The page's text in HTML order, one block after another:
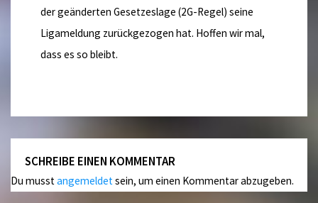
der geänderten Gesetzeslage (2G-Regel) seine
Ligameldung zurückgezogen hat. Hoffen wir mal,
dass es so bleibt.
SCHREIBE EINEN KOMMENTAR
Du musstangemeldet sein, um einen Kommentar abzugeben.